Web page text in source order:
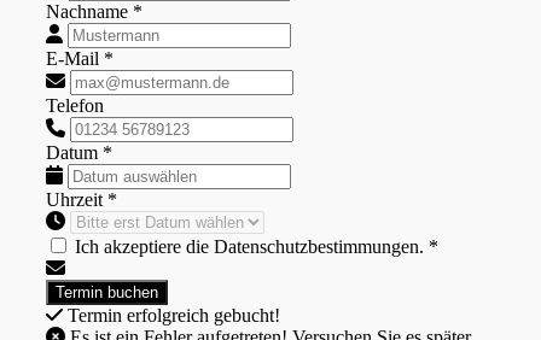
Nachname *
E-Mail *
Telefon
Datum *
Uhrzeit *
Ich akzeptiere die Datenschutzbestimmungen. *
Termin erfolgreich gebucht!